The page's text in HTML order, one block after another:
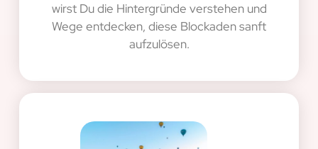
wirst Du die Hintergründe verstehen und
Wege entdecken, diese Blockaden sanft
aufzulösen.